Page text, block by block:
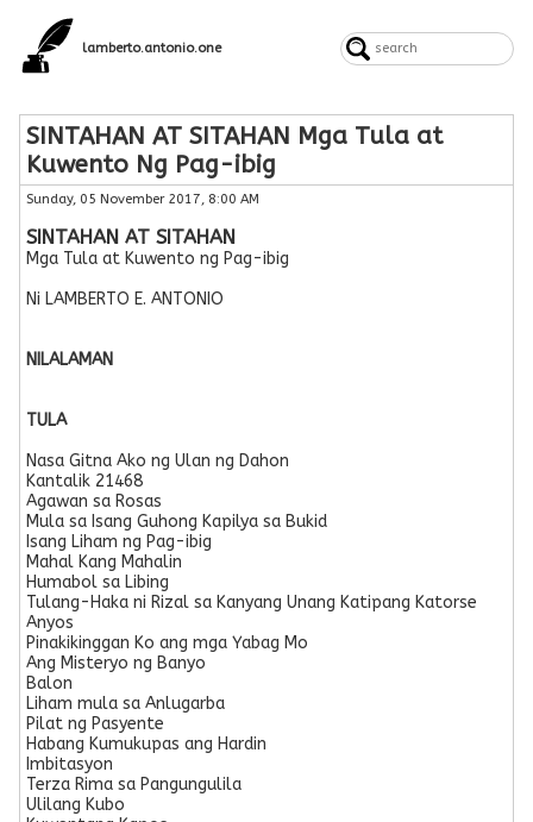
lamberto.antonio.one
SINTAHAN AT SITAHAN Mga Tula at
Kuwento Ng Pag-ibig
Sunday, 05 November 2017, 8:00 AM
SINTAHAN AT SITAHAN
Mga Tula at Kuwento ng Pag-ibig
Ni LAMBERTO E. ANTONIO
NILALAMAN
TULA
Nasa Gitna Ako ng Ulan ng Dahon
Kantalik 21468
Agawan sa Rosas
Mula sa Isang Guhong Kapilya sa Bukid
Isang Liham ng Pag-ibig
Mahal Kang Mahalin
Humabol sa Libing
Tulang-Haka ni Rizal sa Kanyang Unang Katipang Katorse
Anyos
Pinakikinggan Ko ang mga Yabag Mo
Ang Misteryo ng Banyo
Balon
Liham mula sa Anlugarba
Pilat ng Pasyente
Habang Kumukupas ang Hardin
Imbitasyon
Terza Rima sa Pangungulila
Ulilang Kubo